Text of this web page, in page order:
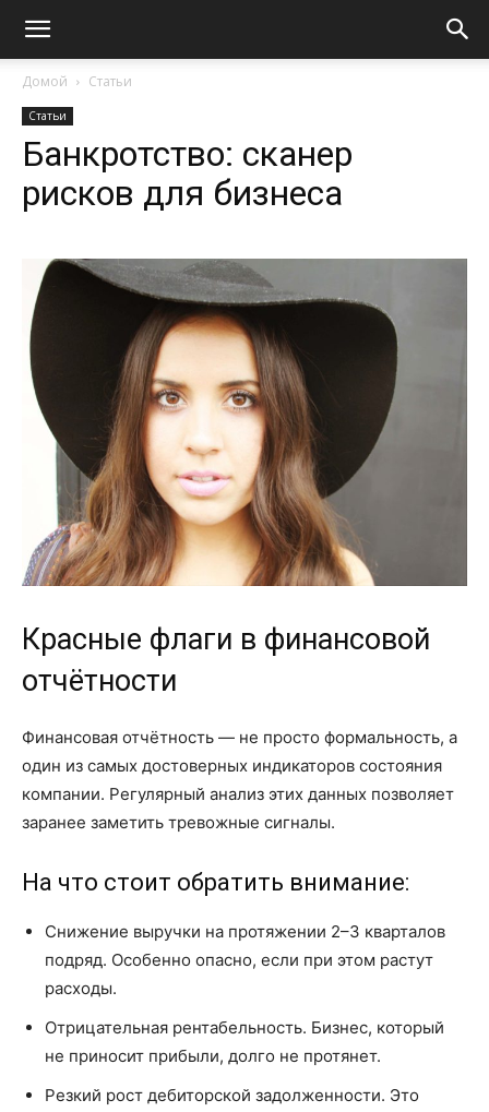
Домой Статьи
Статьи
Банкротство: сканер
рисков для бизнеса
Красные флаги в финансовой
отчётности
Финансовая отчётность — не просто формальность, а
один из самых достоверных индикаторов состояния
компании. Регулярный анализ этих данных позволяет
заранее заметить тревожные сигналы.
На что стоит обратить внимание:
Снижение выручки на протяжении 2–3 кварталов
подряд. Особенно опасно, если при этом растут
расходы.
Отрицательная рентабельность. Бизнес, который
не приносит прибыли, долго не протянет.
Резкий рост дебиторской задолженности. Это